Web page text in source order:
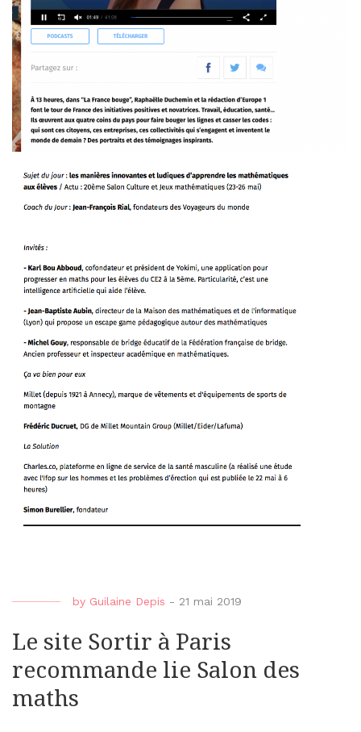
by Guilaine Depis - 21 mai 2019
Le site Sortir à Paris
recommande lie Salon des
maths